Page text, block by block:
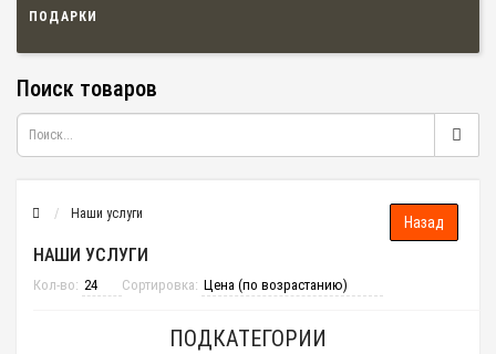
ПОДАРКИ
Поиск товаров
Наши услуги
НАШИ УСЛУГИ
Кол-во: Сортировка:
ПОДКАТЕГОРИИ